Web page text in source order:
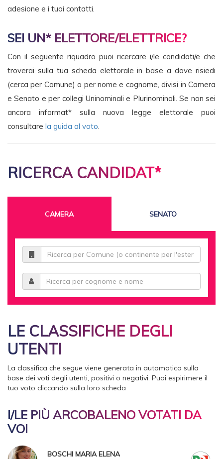
adesione e i tuoi contatti.
SEI UN* ELETTORE/ELETTRICE?
Con il seguente riquadro puoi ricercare i/le candidati/e che
troverai sulla tua scheda elettorale in base a dove risiedi
(cerca per Comune) o per nome e cognome, divisi in Camera
e Senato e per collegi Uninominali e Plurinominali. Se non sei
ancora informat* sulla nuova legge elettorale puoi
consultare la guida al voto
RICERCA CANDIDAT*
CAMERA SENATO
LE CLASSIFICHE DEGLI
UTENTI
La classifica che segue viene generata in automatico sulla
base dei voti degli utenti, positivi o negativi. Puoi espirimere il
tuo voto cliccando sulla loro scheda
I/LE PIÙ ARCOBALENO VOTATI DA
VOI
BOSCHI MARIA ELENA